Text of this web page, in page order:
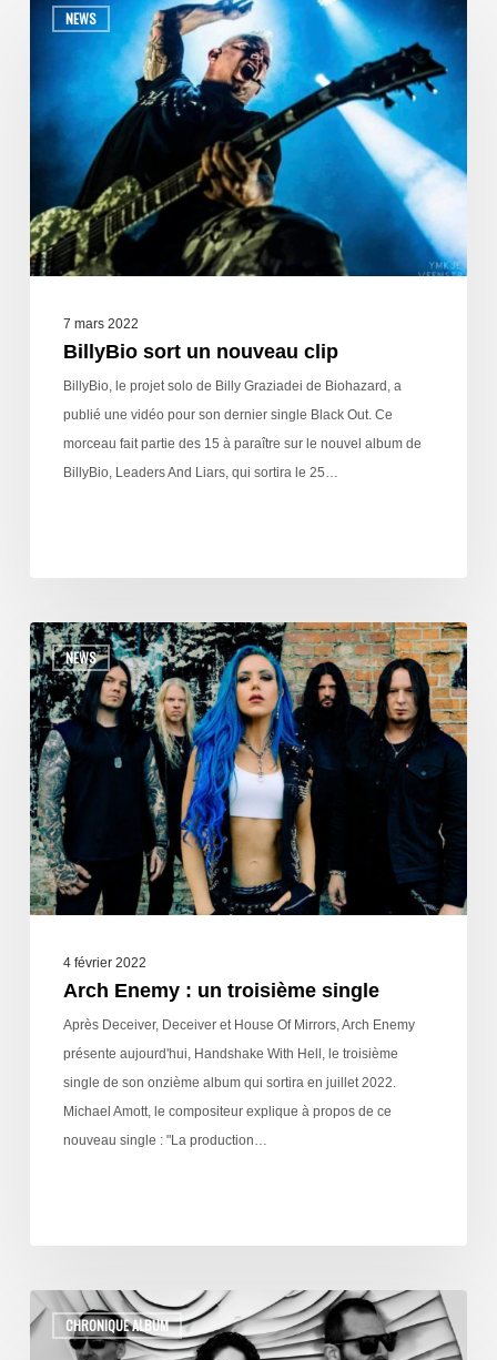
NEWS
7 mars 2022
BillyBio sort un nouveau clip
BillyBio, le projet solo de Billy Graziadei de Biohazard, a
publié une vidéo pour son dernier single Black Out. Ce
morceau fait partie des 15 à paraître sur le nouvel album de
BillyBio, Leaders And Liars, qui sortira le 25…
NEWS
4 février 2022
Arch Enemy : un troisième single
Après Deceiver, Deceiver et House Of Mirrors, Arch Enemy
présente aujourd'hui, Handshake With Hell, le troisième
single de son onzième album qui sortira en juillet 2022.
Michael Amott, le compositeur explique à propos de ce
nouveau single : "La production…
CHRONIQUE ALBUM